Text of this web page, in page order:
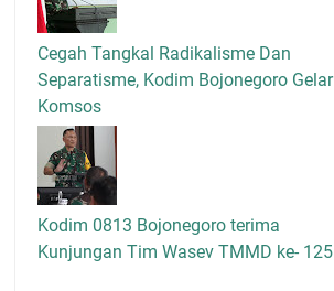
Cegah Tangkal Radikalisme Dan
Separatisme, Kodim Bojonegoro Gelar
Komsos
Kodim 0813 Bojonegoro terima
Kunjungan Tim Wasev TMMD ke- 125